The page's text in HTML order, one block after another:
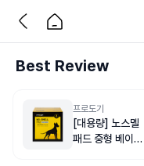
Best Review
프로도기
[대용량] 노스멜
패드 중형 베이비